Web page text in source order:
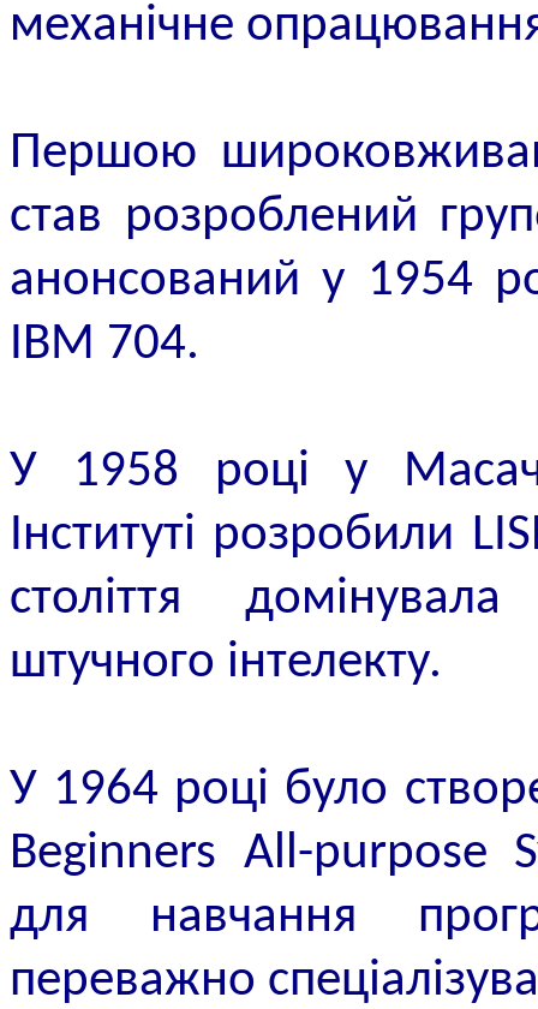
механічне
Першою
став розроблений
анонсований у 1954
IBM 704.
У 1958 році у
Інституті розробили
століття
штучного інтелекту.
У 1964 році було
Beginners All-
для навчання
переважно